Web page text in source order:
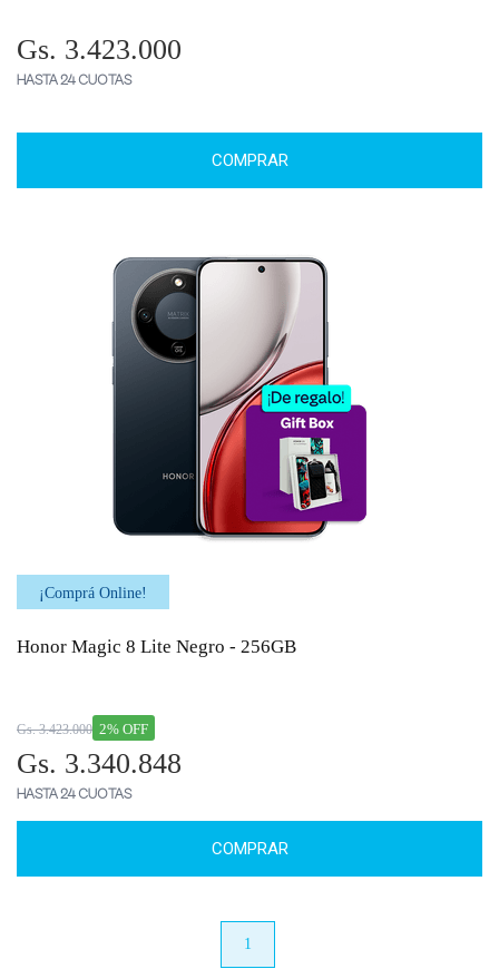
Gs. 3.423.000
HASTA 24 CUOTAS
COMPRAR
¡Comprá Online!
Honor Magic 8 Lite Negro - 256GB
2% OFF
Gs. 3.423.000
Gs. 3.340.848
HASTA 24 CUOTAS
COMPRAR
1